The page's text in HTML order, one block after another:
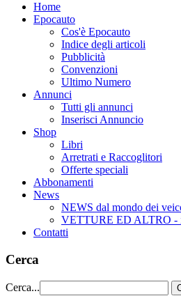
Home
Epocauto
Cos'è Epocauto
Indice degli articoli
Pubblicità
Convenzioni
Ultimo Numero
Annunci
Tutti gli annunci
Inserisci Annuncio
Shop
Libri
Arretrati e Raccoglitori
Offerte speciali
Abbonamenti
News
NEWS dal mondo dei
VETTURE ED ALTRO -
Contatti
Cerca
Cerca...